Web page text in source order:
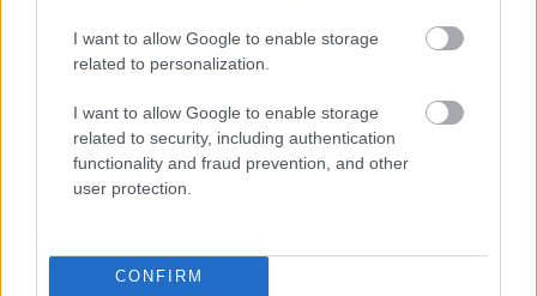
I want to allow Google to enable storage
related to personalization.
I want to allow Google to enable storage
related to security, including authentication
functionality and fraud prevention, and other
user protection.
CONFIRM
kilenc percen belüli idő, amikor Benjamin Leuchter
8:54.259-et autózott a Max Kruse-féle
Audi
Az első igazán komoly etalont a Winward
Mercedes állította fel, majd több autó is javított
Verstappen Racing 3-as számú Mercedese ugrott